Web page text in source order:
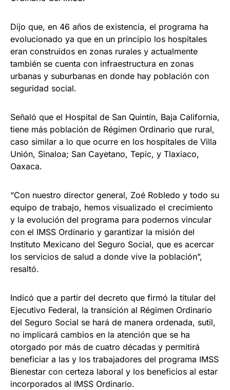
Dijo que, en 46 años de existencia, el programa ha
evolucionado ya que en un principio los hospitales
eran construidos en zonas rurales y actualmente
también se cuenta con infraestructura en zonas
urbanas y suburbanas en donde hay población con
seguridad social.
Señaló que el Hospital de San Quintín, Baja California,
tiene más población de Régimen Ordinario que rural,
caso similar a lo que ocurre en los hospitales de Villa
Unión, Sinaloa; San Cayetano, Tepic, y Tlaxiaco,
Oaxaca.
“Con nuestro director general, Zoé Robledo y todo su
equipo de trabajo, hemos visualizado el crecimiento
y la evolución del programa para podernos vincular
con el IMSS Ordinario y garantizar la misión del
Instituto Mexicano del Seguro Social, que es acercar
los servicios de salud a donde vive la población”,
resaltó.
Indicó que a partir del decreto que firmó la titular del
Ejecutivo Federal, la transición al Régimen Ordinario
del Seguro Social se hará de manera ordenada, sutil,
no implicará cambios en la atención que se ha
otorgado por más de cuatro décadas y permitirá
beneficiar a las y los trabajadores del programa IMSS
Bienestar con certeza laboral y los beneficios al estar
incorporados al IMSS Ordinario.